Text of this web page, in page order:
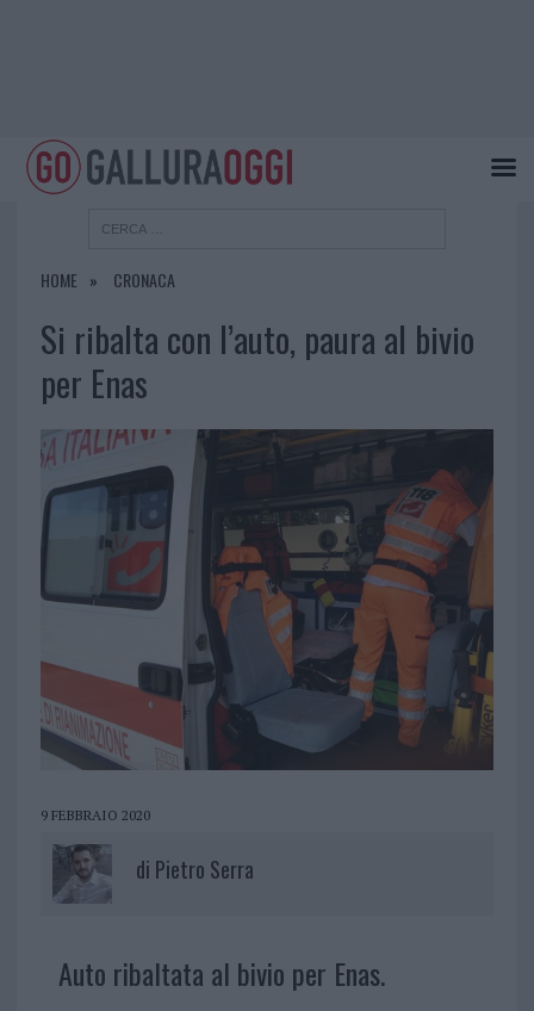
HOME CRONACA
Si ribalta con l’auto, paura al bivio
per Enas
9 FEBBRAIO 2020
di Pietro Serra
Auto ribaltata al bivio per Enas.